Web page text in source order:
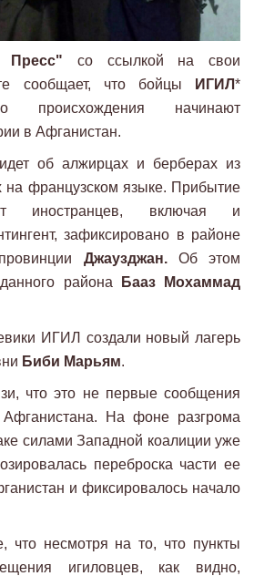
Пресс" со ссылкой на свои
сообщает, что бойцы
ИГИЛ*
происхождения начинают
в Афганистан.
об алжирцах и берберах из
на французском языке. Прибытие
иностранцев, включая и
зафиксировано в районе
Джаузджан.Об этом
района
Бааз Мохаммад
ИГИЛ создали новый лагерь
Биби Марьям.
что это не первые сообщения
На фоне разгрома
силами Западной коалиции уже
переброска части ее
и фиксировалось начало
что несмотря на то, что пункты
игиловцев, как видно,